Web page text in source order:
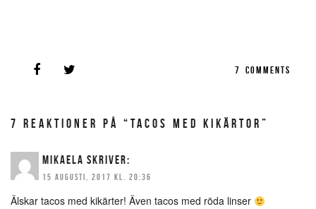
7 COMMENTS
7 REAKTIONER PÅ “TACOS MED KIKÄRTOR”
MIKAELA SKRIVER:
15 AUGUSTI, 2017 KL. 20:36
Älskar tacos med kikärter! Även tacos med röda linser